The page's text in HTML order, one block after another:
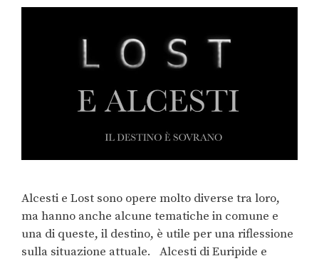
Alcesti e Lost sono opere molto diverse tra loro,
ma hanno anche alcune tematiche in comune e
una di queste, il destino, è utile per una riflessione
sulla situazione attuale. Alcesti di Euripide e